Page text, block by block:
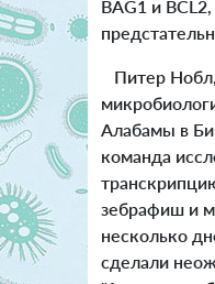
BAG1 и
Питер
Алабамы в
команда
зебрафиш и
несколько
сделали